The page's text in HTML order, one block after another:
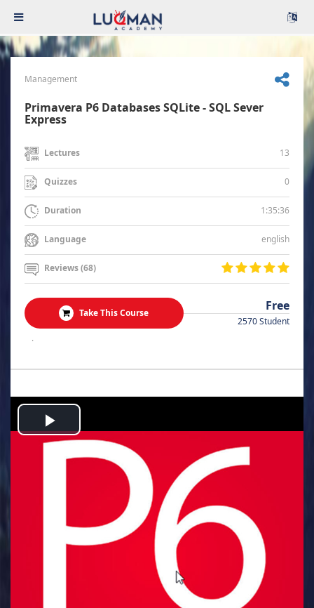
Management
Primavera P6 Databases SQLite - SQL Sever
Express
Lectures 13
Quizzes 0
Duration 1:35:36
Language english
Reviews (68)
Take This Course Free
2570 Student
.
Play
Video